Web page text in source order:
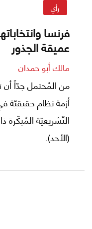
رأي
فرنسا
عميقة الجذور
مالك أبو حمدان
من المُحتمل جدّاً أن
أزمة نظام حقيقيّة
التّشريعيّة المُبكّرة
(الأحد).